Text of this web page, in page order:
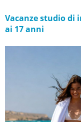
Vacanze studio di
ai 17 anni